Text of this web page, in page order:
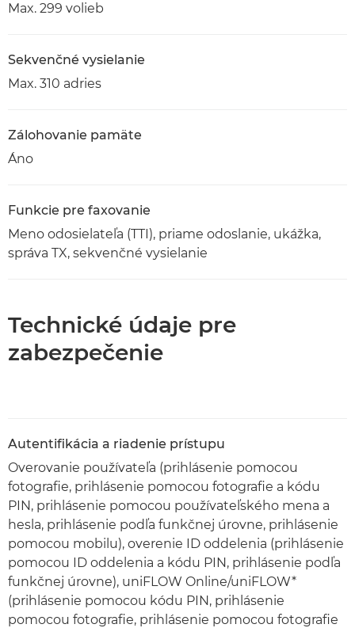
Max. 299 volieb
Sekvenčné vysielanie
Max. 310 adries
Zálohovanie pamäte
Áno
Funkcie pre faxovanie
Meno odosielateľa (TTI), priame odoslanie, ukážka,
správa TX, sekvenčné vysielanie
Technické údaje pre
zabezpečenie
Autentifikácia a riadenie prístupu
Overovanie používateľa (prihlásenie pomocou
fotografie, prihlásenie pomocou fotografie a kódu
PIN, prihlásenie pomocou používateľského mena a
hesla, prihlásenie podľa funkčnej úrovne, prihlásenie
pomocou mobilu), overenie ID oddelenia (prihlásenie
pomocou ID oddelenia a kódu PIN, prihlásenie podľa
funkčnej úrovne), uniFLOW Online/uniFLOW*
(prihlásenie pomocou kódu PIN, prihlásenie
pomocou fotografie, prihlásenie pomocou fotografie